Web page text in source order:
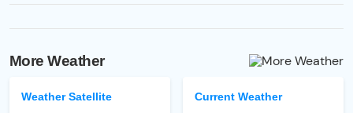
More Weather
Weather Satellite Current Weather